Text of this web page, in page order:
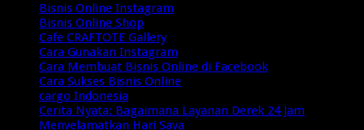
Bisnis Online Instagram
Bisnis Online Shop
Cafe CRAFTOTE Gallery
Cara Gunakan Instagram
Cara Membuat Bisnis Online di Facebook
Cara Sukses Bisnis Online
cargo Indonesia
Cerita Nyata: Bagaimana Layanan Derek 24 Jam
Menyelamatkan Hari Saya